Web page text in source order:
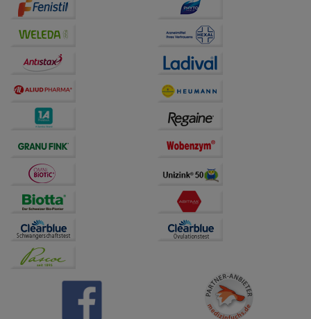
Drittseiten möglichst relevant für Sie zu gestalten.
Dritte wie z.B. Google oder soziale Medien